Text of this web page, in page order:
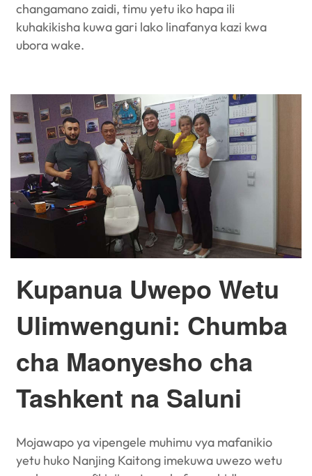
changamano zaidi, timu yetu iko hapa ili
kuhakikisha kuwa gari lako linafanya kazi kwa
ubora wake.
Kupanua Uwepo Wetu
Ulimwenguni: Chumba
cha Maonyesho cha
Tashkent na Saluni
Mojawapo ya vipengele muhimu vya mafanikio
yetu huko Nanjing Kaitong imekuwa uwezo wetu